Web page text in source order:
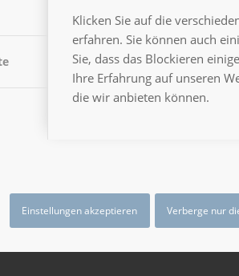
Klicken Sie auf die
erfahren. Sie können auch
Sie, dass das Blockieren
Ihre Erfahrung auf unseren
die wir anbieten können.
Einstellungen akzeptieren Verberge nur